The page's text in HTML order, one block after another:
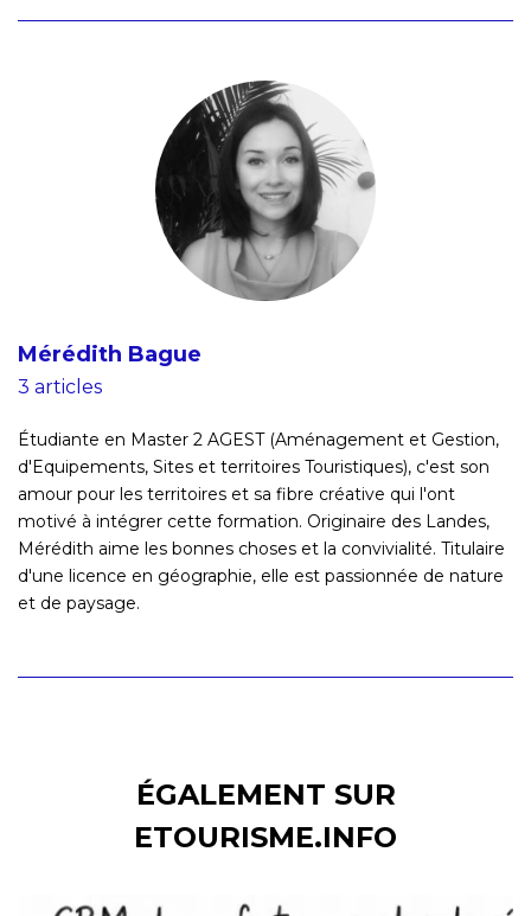
Mérédith Bague
3 articles
Étudiante en Master 2 AGEST (Aménagement et Gestion,
d'Equipements, Sites et territoires Touristiques), c'est son
amour pour les territoires et sa fibre créative qui l'ont
motivé à intégrer cette formation. Originaire des Landes,
Mérédith aime les bonnes choses et la convivialité. Titulaire
d'une licence en géographie, elle est passionnée de nature
et de paysage.
ÉGALEMENT SUR
ETOURISME.INFO